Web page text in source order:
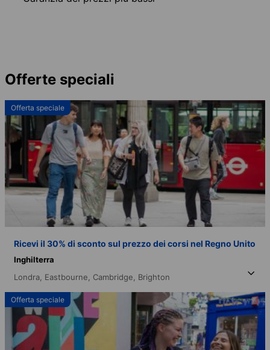
Offerte speciali
Offerta speciale
Ricevi il 30% di sconto sul prezzo dei corsi nel Regno Unito
Inghilterra
Londra, Eastbourne, Cambridge, Brighton
Offerta speciale